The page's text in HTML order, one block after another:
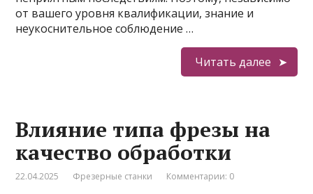
от вашего уровня квалификации, знание и
неукоснительное соблюдение …
Читать далее
Влияние типа фрезы на
качество обработки
22.04.2025 Фрезерные станки Комментарии: 0